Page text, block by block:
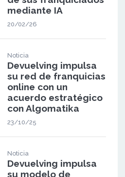
mediante IA
20/02/26
Noticia
Devuelving impulsa
su red de franquicias
online con un
acuerdo estratégico
con Algomatika
23/10/25
Noticia
Devuelving impulsa
su modelo de